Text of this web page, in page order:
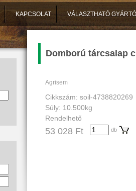
KAPCSOLAT VÁLASZTHATÓ
Domború tárcsalap
Agrisem
Cikkszám: soil-4738820269
Súly: 10.500kg
Rendelhető
53 028 Ft db